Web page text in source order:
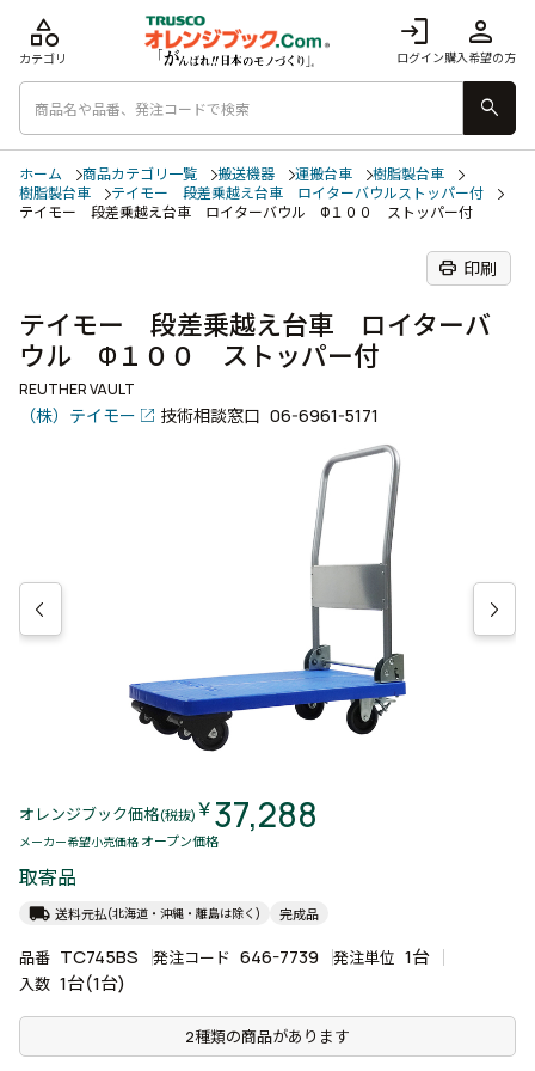
login
ログイン
person
購入希望の方
category
カテゴリ
search
ホーム 商品カテゴリ一覧 搬送機器 運搬台車
樹脂製台車
樹脂製台車
テイモー 段差乗越え台車 ロイターバウルストッパー付
テイモー 段差乗越え台車 ロイターバウル Φ１００ ストッパー付
print 印刷
テイモー 段差乗越え台車 ロイターバ
ウル Φ１００ ストッパー付
REUTHER VAULT
（株）テイモー 技術相談窓口 06-6961-5171
オレンジブック価格(税抜) ￥37,288
メーカー希望小売価格 オープン価格
取寄品
local_shipping 送料元払(北海道・沖縄・離島は除く) 完成品
品番 TC745BS 発注コード 646-7739 発注単位 1台
入数 1台(1台)
2種類の商品があります